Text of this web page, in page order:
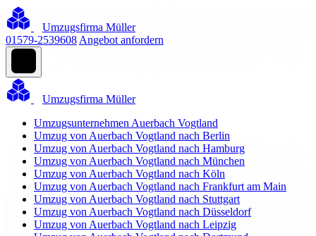
Umzugsfirma Müller
01579-2539608 Angebot anfordern
Umzugsfirma Müller
Umzugsunternehmen Auerbach Vogtland
Umzug von Auerbach Vogtland nach Berlin
Umzug von Auerbach Vogtland nach Hamburg
Umzug von Auerbach Vogtland nach München
Umzug von Auerbach Vogtland nach Köln
Umzug von Auerbach Vogtland nach Frankfurt am Main
Umzug von Auerbach Vogtland nach Stuttgart
Umzug von Auerbach Vogtland nach Düsseldorf
Umzug von Auerbach Vogtland nach Leipzig